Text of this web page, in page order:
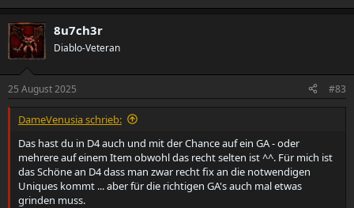
8u7ch3r
Diablo-Veteran
25 August 2025 #83
DameVenusia schrieb:
Das hast du in D4 auch und mit der Chance auf ein GA - oder
mehrere auf einem Item obwohl das recht selten ist ^^. Für mich ist
das Schöne an D4 dass man zwar recht fix an die notwendigen
Uniques kommt ... aber für die richtigen GA's auch mal etwas
grinden muss.